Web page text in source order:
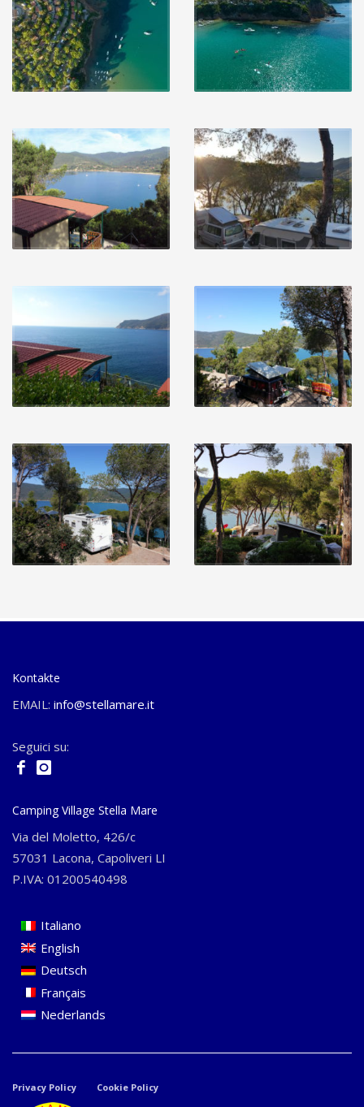
Kontakte
EMAIL: info@stellamare.it
Seguici su:
Camping Village Stella Mare
Via del Moletto, 426/c
57031 Lacona, Capoliveri LI
P.IVA: 01200540498
Italiano
English
Deutsch
Français
Nederlands
Privacy Policy Cookie Policy